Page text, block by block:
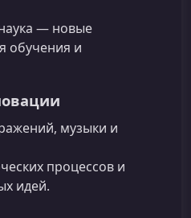
— новые
обучения и
музыки и
процессов и
идей.